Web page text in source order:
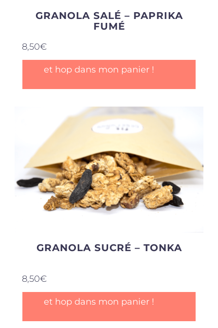
GRANOLA SALÉ – PAPRIKA
FUMÉ
8,50€
et hop dans mon panier !
GRANOLA SUCRÉ – TONKA
8,50€
et hop dans mon panier !